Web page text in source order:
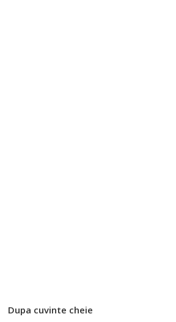
Dupa cuvinte cheie